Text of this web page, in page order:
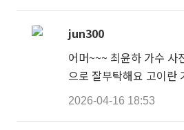
jun300
어머~~~ 최윤하 가수 사
으로 잘부탁해요 고이란
2026-04-16 18:53